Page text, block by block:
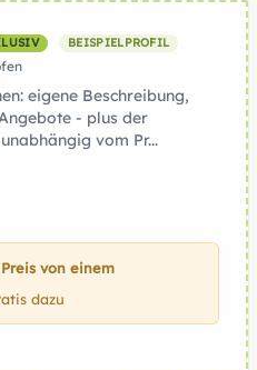
BEISPIELPROFIL
eigene Beschreibung,
- plus der
vom Pr...
von einem
dazu